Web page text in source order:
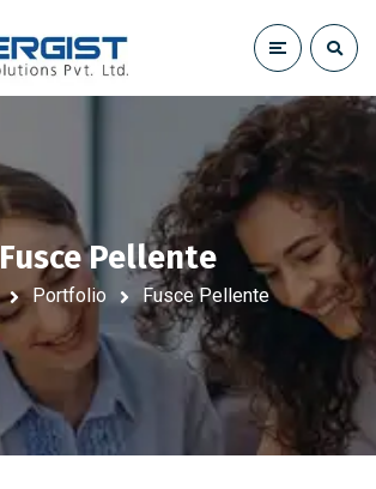
Fusce Pellente
Portfolio Fusce Pellente